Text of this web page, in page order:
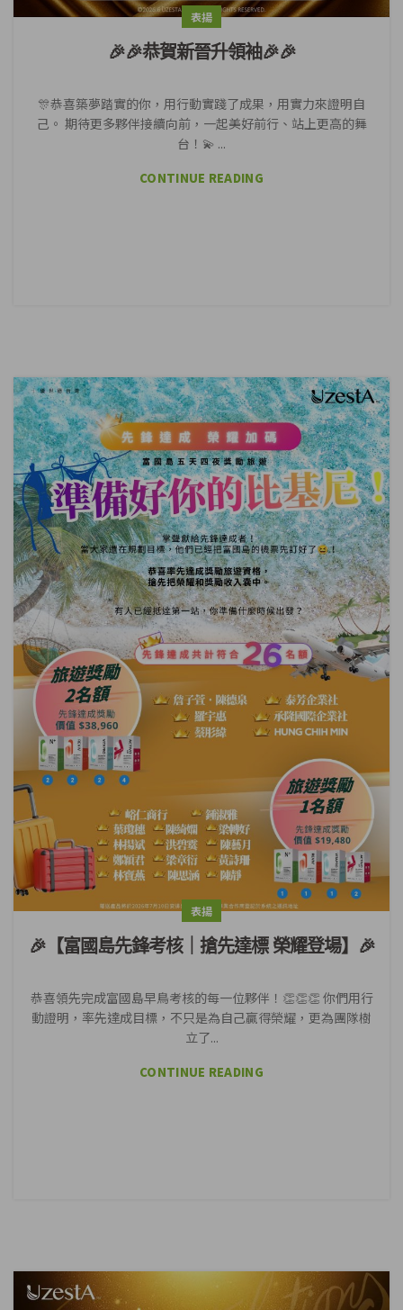
表揚
🎉🎉恭賀新晉升領袖🎉🎉
🎊恭喜築夢踏實的你，用行動實踐了成果，用實力來證明自
己。 期待更多夥伴接續向前，一起美好前行、站上更高的舞
台！💫 ...
CONTINUE READING
表揚
🎉【富國島先鋒考核｜搶先達標 榮耀登場】🎉
恭喜領先完成富國島早鳥考核的每一位夥伴！👏👏👏 你們用行
動證明，率先達成目標，不只是為自己贏得榮耀，更為團隊樹
立了...
CONTINUE READING